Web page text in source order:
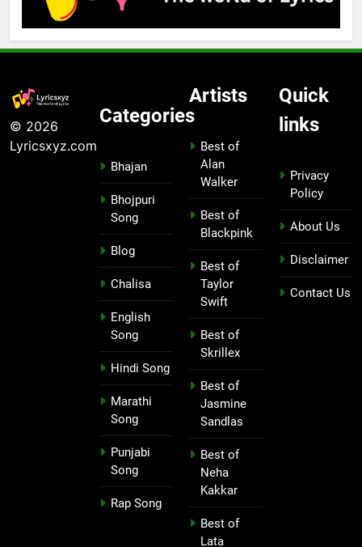
© 2026
Lyricsxyz.com
Categories
Bhajan
Bhojpuri
Song
Blog
Chalisa
English
Song
Hindi Song
Marathi
Song
Punjabi
Song
Rap Song
Artists
Best of
Alan
Walker
Best of
Blackpink
Best of
Taylor
Swift
Best of
Skrillex
Best of
Jasmine
Sandlas
Best of
Neha
Kakkar
Best of
Lata
Quick
links
Privacy
Policy
About Us
Disclaimer
Contact Us